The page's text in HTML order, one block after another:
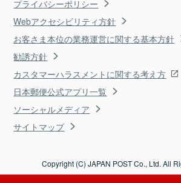
プライバシーポリシー
Webアクセシビリティ方針
お客さま本位の業務運営に関する基本方針
勧誘方針
カスタマーハラスメントに関する考え方
日本郵便公式アプリ一覧
ソーシャルメディア
サイトマップ
Copyright (C) JAPAN POST Co., Ltd. All